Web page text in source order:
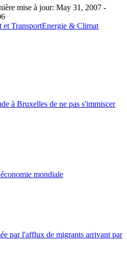
mise à jour: May 31, 2007 -
et TransportEnergie & Climat
à Bruxelles de ne pas s'immiscer
mondiale
par l'afflux de migrants arrivant par